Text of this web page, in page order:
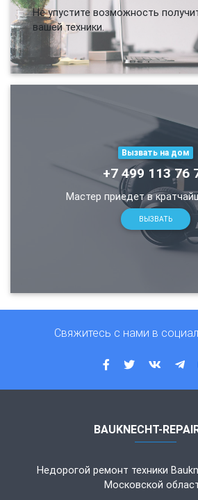
Не упустите возможность
вашей техники.
Вызвать на дом
+7 499 113 76
Мастер приедет в
ВЫЗВАТЬ
Свяжитесь с нами в
BAUKNECHT-
Недорогой ремонт техники
Московской